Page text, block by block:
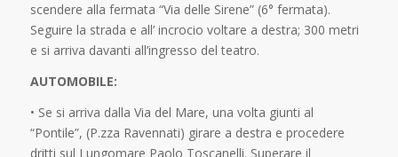
scendere alla fermata “Via delle Sirene” (6° fermata).
Seguire la strada e all’ incrocio voltare a destra; 300 metri
e si arriva davanti all’ingresso del teatro.
AUTOMOBILE:
• Se si arriva dalla Via del Mare, una volta giunti al
“Pontile”, (P.zza Ravennati) girare a destra e procedere
dritti sul Lungomare Paolo Toscanelli. Superare il